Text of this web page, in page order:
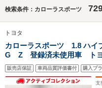
検索条件：カローラスポーツ
トヨタ
カローラスポーツ 1.8 ハイ
G Z 登録済未使用車 トヨ
10.5インチディスプレイ
ETC2.0 ブラインドスポッ
AW フォグライト クルー
販売店保証 車両品質評価書付 購入プ
支